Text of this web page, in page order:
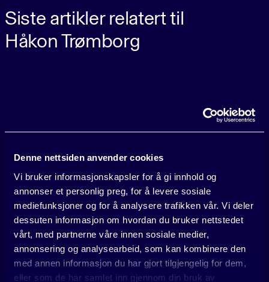
Denne nettsiden anvender cookies
Vi bruker informasjonskapsler for å gi innhold og
annonser et personlig preg, for å levere sosiale
mediefunksjoner og for å analysere trafikken vår. Vi deler
dessuten informasjon om hvordan du bruker nettstedet
vårt, med partnerne våre innen sosiale medier,
annonsering og analysearbeid, som kan kombinere den
med annen informasjon du har gjort tilgjengelig for dem,
eller som de har samlet inn gjennom din bruk av
Siste artikler relatert til
Håkon Trømborg
Nyheter